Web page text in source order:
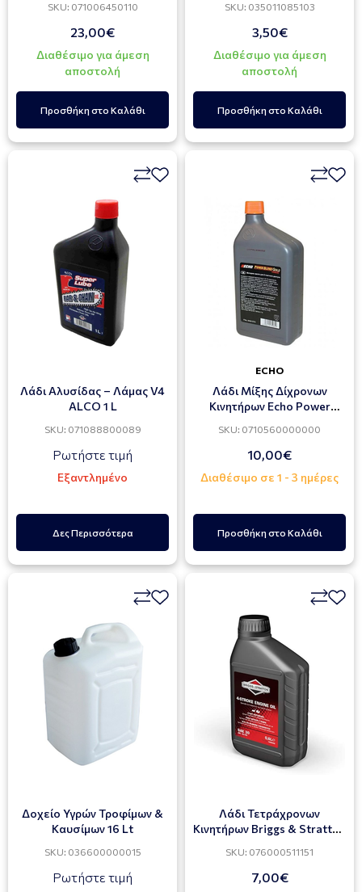
SKU: 071006450110
23,00€
Διαθέσιμο για άμεση
αποστολή
Προσθήκη στο Καλάθι
SKU: 035011085103
3,50€
Διαθέσιμο για άμεση
αποστολή
Προσθήκη στο Καλάθι
Λάδι Αλυσίδας – Λάμας V4
ALCO 1 L
SKU: 071088800089
Ρωτήστε τιμή
Εξαντλημένο
Δες Περισσότερα
ECHO
Λάδι Μίξης Δίχρονων
Κινητήρων Echo Power
SKU: 0710560000000
10,00€
Διαθέσιμο σε 1 - 3 ημέρες
Προσθήκη στο Καλάθι
Δοχείο Υγρών Τροφίμων &
Καυσίμων 16 Lt
SKU: 036600000015
Ρωτήστε τιμή
Λάδι Τετράχρονων
Κινητήρων Briggs & Stratton
SKU: 076000511151
7,00€